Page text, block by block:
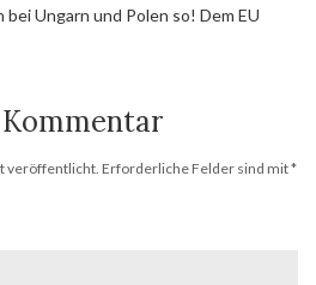
bei Ungarn und Polen so! Dem EU
veröffentlicht. Erforderliche Felder sind mit*